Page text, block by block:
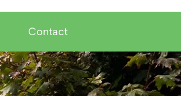
Contact